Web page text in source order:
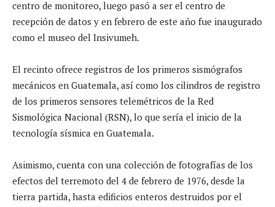
centro de monitoreo, luego pasó a ser el centro de
recepción de datos y en febrero de este año fue inaugurado
como el museo del Insivumeh.
El recinto ofrece registros de los primeros sismógrafos
mecánicos en Guatemala, así como los cilindros de registro
de los primeros sensores telemétricos de la Red
Sismológica Nacional (RSN), lo que sería el inicio de la
tecnología sísmica en Guatemala.
Asimismo, cuenta con una colección de fotografías de los
efectos del terremoto del 4 de febrero de 1976, desde la
tierra partida, hasta edificios enteros destruidos por el